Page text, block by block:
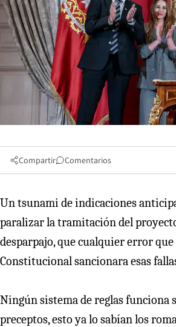
Compartir Comentarios
Un tsunami de indicaciones
paralizar la tramitación del
desparpajo, que cualquier error
Constitucional sancionara esas
Ningún sistema de reglas funciona
preceptos, esto ya lo sabían los